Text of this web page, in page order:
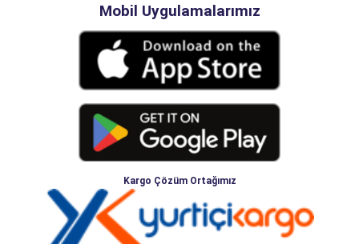
Mobil Uygulamalarımız
Kargo Çözüm Ortağımız